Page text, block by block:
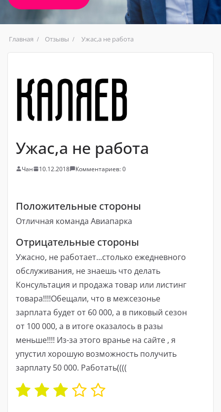
Главная Отзывы Ужас,а не работа
Ужас,а не работа
Чан 10.12.2018 Комментариев: 0
Положительные стороны
Отличная команда Авиапарка
Отрицательные стороны
Ужасно, не работает...столько ежедневного
обслуживания, не знаешь что делать
Консультация и продажа товар или листинг
товара!!!!Обещали, что в межсезонье
зарплата будет от 60 000, а в пиковый сезон
от 100 000, а в итоге оказалось в разы
меньше!!!! Из-за этого вранье на сайте , я
упустил хорошую возможность получить
зарплату 50 000. Работать((((